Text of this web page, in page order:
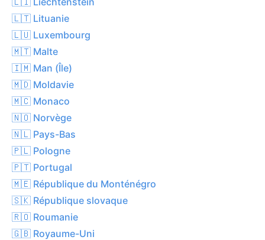
🇱🇹 Lituanie
🇱🇺 Luxembourg
🇲🇹 Malte
🇮🇲 Man (Île)
🇲🇩 Moldavie
🇲🇨 Monaco
🇳🇴 Norvège
🇳🇱 Pays-Bas
🇵🇱 Pologne
🇵🇹 Portugal
🇲🇪 République du Monténégro
🇸🇰 République slovaque
🇷🇴 Roumanie
🇬🇧 Royaume-Uni